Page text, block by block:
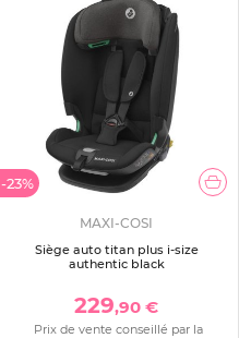
-23%
MAXI-COSI
Siège auto titan plus i-size
authentic black
229,90 €
Prix de vente conseillé par la